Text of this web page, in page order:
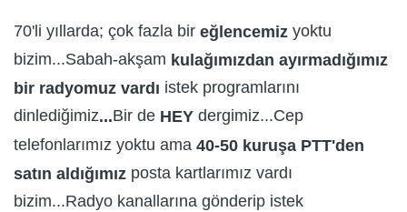
70'li yıllarda; çok fazla bir eğlencemiz yoktu
bizim...Sabah-akşam kulağımızdan ayırmadığımız
bir radyomuz vardı istek programlarını
dinlediğimiz...Bir de HEY dergimiz...Cep
telefonlarımız yoktu ama 40-50 kuruşa PTT'den
satın aldığımız posta kartlarımız vardı
bizim...Radyo kanallarına gönderip istek